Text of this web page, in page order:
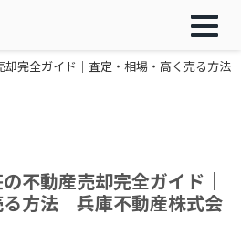
完全ガイド｜査定・相場・高く売る方法
不動産売却完全ガイド｜
方法｜兵庫不動産株式会